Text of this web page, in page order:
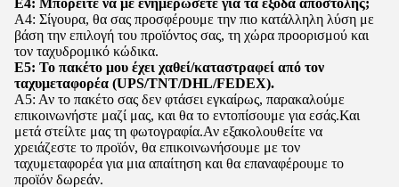
Ε4: Μπορείτε να με ενημερώσετε για τα έξοδα αποστολής;
Α4: Σίγουρα, θα σας προσφέρουμε την πιο κατάλληλη λύση με
βάση την επιλογή του προϊόντος σας, τη χώρα προορισμού και
τον ταχυδρομικό κώδικα.
Ε5: Το πακέτο μου έχει χαθεί/καταστραφεί από τον
ταχυμεταφορέα (UPS/TNT/DHL/FEDEX).
Α5: Αν το πακέτο σας δεν φτάσει εγκαίρως, παρακαλούμε
επικοινωνήστε μαζί μας, και θα το εντοπίσουμε για εσάς.Και
μετά στείλτε μας τη φωτογραφία.Αν εξακολουθείτε να
χρειάζεστε το προϊόν, θα επικοινωνήσουμε με τον
ταχυμεταφορέα για μια απαίτηση και θα επαναφέρουμε το
προϊόν δωρεάν.